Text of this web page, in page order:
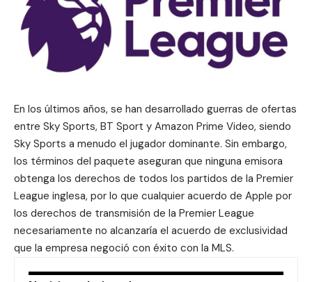
En los últimos años, se han desarrollado guerras de ofertas
entre Sky Sports, BT Sport y Amazon Prime Video, siendo
Sky Sports a menudo el jugador dominante. Sin embargo,
los términos del paquete aseguran que ninguna emisora ​​
obtenga los derechos de todos los partidos de la Premier
League inglesa, por lo que cualquier acuerdo de Apple por
los derechos de transmisión de la Premier League
necesariamente no alcanzaría el acuerdo de exclusividad
que la empresa negoció con éxito con la MLS.